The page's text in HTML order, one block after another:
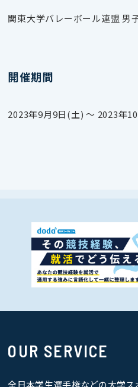
関東大学バレーボール連盟 男
開催期間
2023年9月9日(土) 〜 2023年
OUR SERVICE
全日本学生選手権などの大学